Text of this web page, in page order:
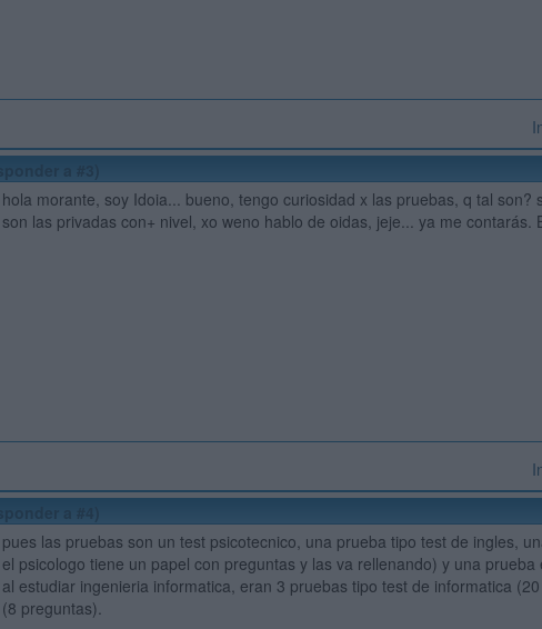
hola morante, soy Idoia... bueno, tengo curiosidad x las pruebas, q tal
son las privadas con+ nivel, xo weno hablo de oidas, jeje... ya me contarás.
pues las pruebas son un test psicotecnico, una prueba tipo test de ingles,
el psicologo tiene un papel con preguntas y las va rellenando) y una
al estudiar ingenieria informatica, eran 3 pruebas tipo test de informatica
(8 preguntas).